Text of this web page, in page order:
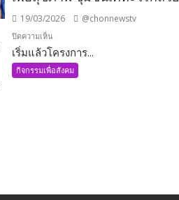
19/03/2026 @chonnewstv
ปิดความเห็น
เริ่ม
แล้ว
โครงการ
เริ่มแล้วโครงการ...
กิจกรรมเพื่อสังคม